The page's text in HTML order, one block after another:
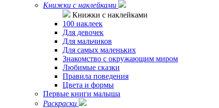
Книжки с наклейками
Книжки с наклейками
100 наклеек
Для девочек
Для мальчиков
Для самых маленьких
Знакомство с окружающим миром
Любимые сказки
Правила поведения
Цвета и формы
Первые книги малыша
Раскраски